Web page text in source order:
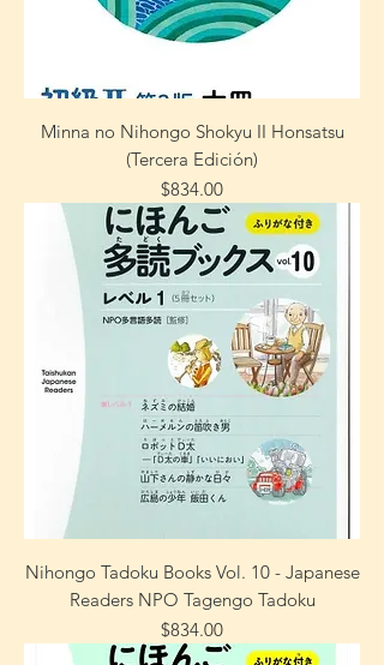
Minna no Nihongo Shokyu II Honsatsu
(Tercera Edición)
Precio
$834.00
Nihongo Tadoku Books Vol. 10 - Japanese
Readers NPO Tagengo Tadoku
Precio
$834.00